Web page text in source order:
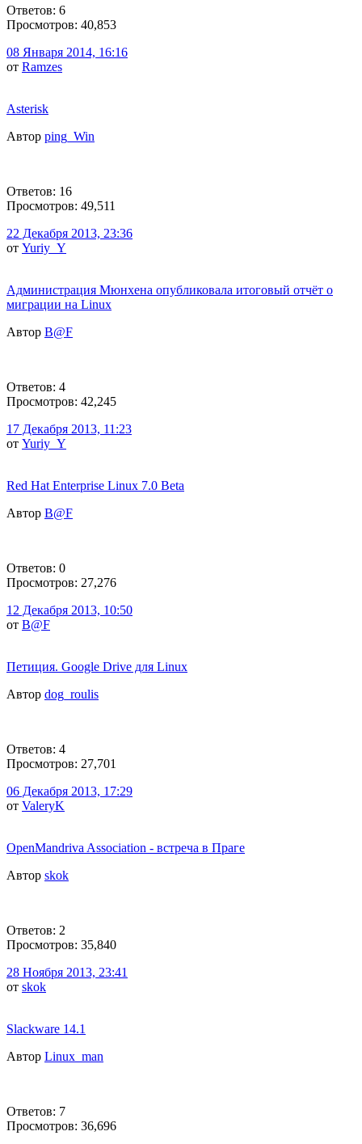
Ответов: 6
Просмотров: 40,853
08 Января 2014, 16:16
от Ramzes
Asterisk
Автор ping_Win
Ответов: 16
Просмотров: 49,511
22 Декабря 2013, 23:36
от Yuriy_Y
Администрация Мюнхена опубликовала итоговый отчёт о
миграции на Linux
Автор B@F
Ответов: 4
Просмотров: 42,245
17 Декабря 2013, 11:23
от Yuriy_Y
Red Hat Enterprise Linux 7.0 Beta
Автор B@F
Ответов: 0
Просмотров: 27,276
12 Декабря 2013, 10:50
от B@F
Петиция. Google Drive для Linux
Автор dog_roulis
Ответов: 4
Просмотров: 27,701
06 Декабря 2013, 17:29
от ValeryK
OpenMandriva Association - встреча в Праге
Автор skok
Ответов: 2
Просмотров: 35,840
28 Ноября 2013, 23:41
от skok
Slackware 14.1
Автор Linux_man
Ответов: 7
Просмотров: 36,696